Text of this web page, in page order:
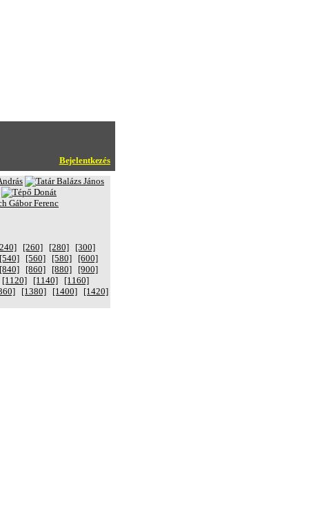
Bejelentkezés
[260] [280]
[300]
[540] [560] [580]
[600]
[840] [860] [880]
[900]
[1120] [1140]
[1160]
[1380] [1400]
[1420]